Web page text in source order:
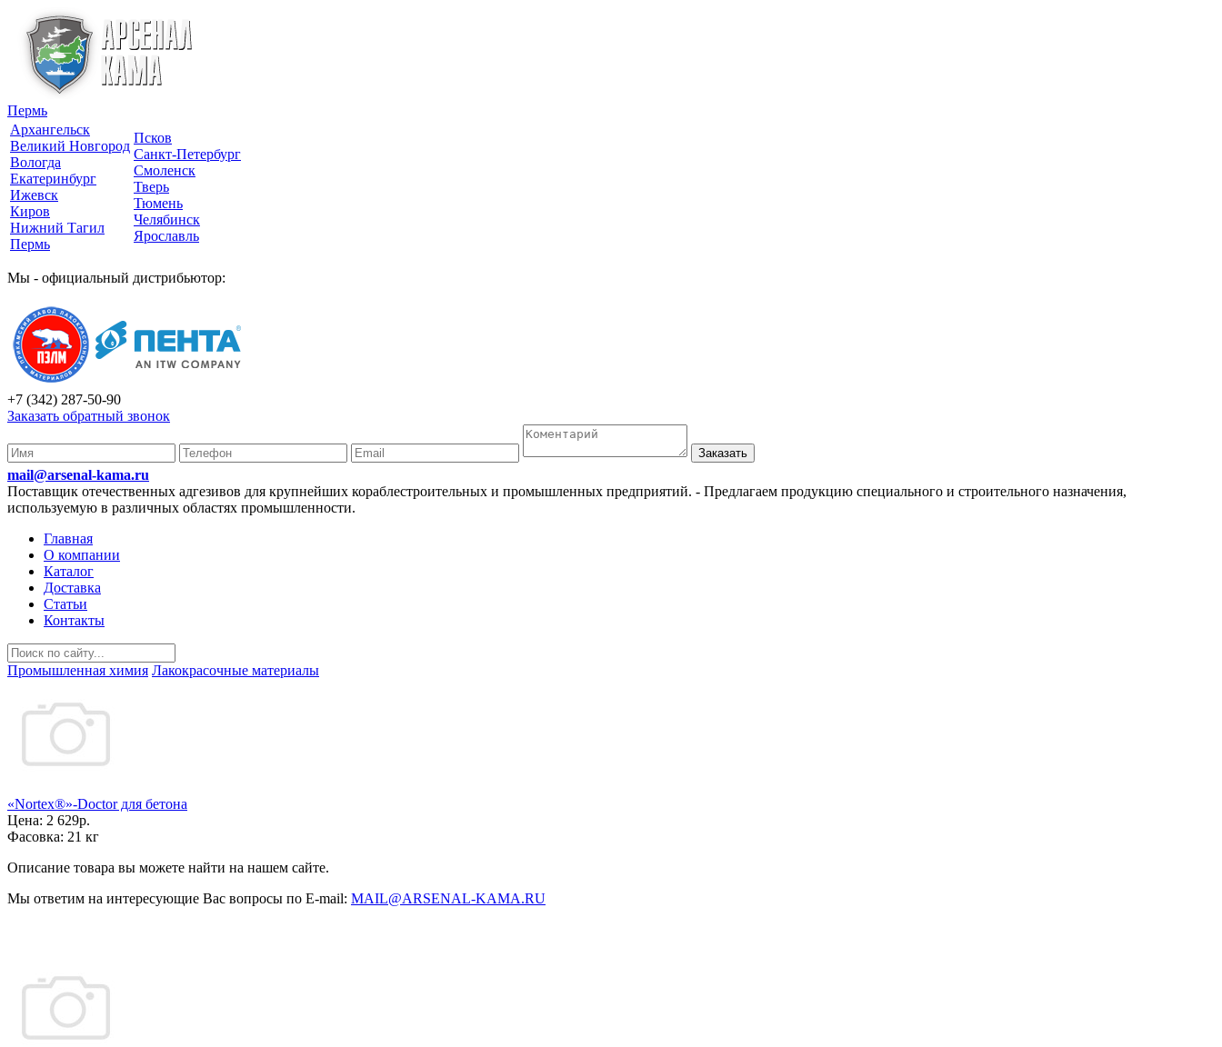
Пермь
Архангельск
Великий Новгород
Вологда
Екатеринбург
Ижевск
Киров
Нижний Тагил
Пермь
Псков
Санкт-Петербург
Смоленск
Тверь
Тюмень
Челябинск
Ярославль
Мы - официальный дистрибьютор:
+7 (342) 287-50-90
Заказать обратный звонок
Заказать
mail@arsenal-kama.ru
Поставщик отечественных адгезивов для крупнейших кораблестроительных и промышленных предприятий. - Предлагаем продукцию специального и строительного назначения,
используемую в различных областях промышленности.
Главная
О компании
Каталог
Доставка
Статьи
Контакты
Промышленная химия Лакокрасочные материалы
«Nortex®»-Doctor для бетона
Цена: 2 629р.
Фасовка: 21 кг
Описание товара вы можете найти на нашем сайте.
Мы ответим на интересующие Вас вопросы по E-mail: MAIL@ARSENAL-KAMA.RU